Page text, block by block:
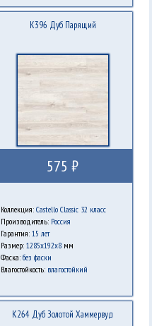
K396 Дуб Парящий
575 ₽
Коллекция: Castello Classic 32 класс
Производитель: Россия
Гарантия: 15 лет
Размер: 1285х192х8мм
Фаска: без фаски
Влагостойкость: влагостойкий
K264 Дуб Золотой Хаммервуд